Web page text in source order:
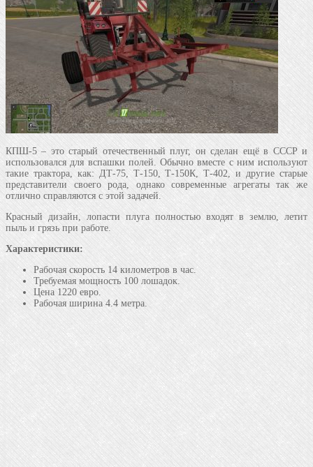
КПШ-5 – это старый отечественный плуг, он сделан ещё в СССР и
использовался для вспашки полей. Обычно вместе с ним используют
такие трактора, как: ДТ-75, Т-150, Т-150К, Т-402, и другие старые
представители своего рода, однако современные агрегаты так же
отлично справляются с этой задачей.
Красный дизайн, лопасти плуга полностью входят в землю, летит
пыль и грязь при работе.
Характеристики:
Рабочая скорость 14 километров в час.
Требуемая мощность 100 лошадок.
Цена 1220 евро.
Рабочая ширина 4.4 метра.